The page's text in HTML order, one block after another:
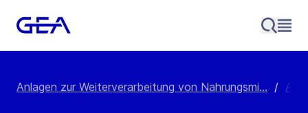
Anlagen zur Weiterverarbeitung von Nahrungsmi... /